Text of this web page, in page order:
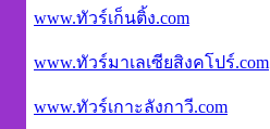
www.ทัวร์เก็นติ้ง.com
www.ทัวร์มาเลเซียสิงคโปร์.com
www.ทัวร์เกาะลังกาวี.com